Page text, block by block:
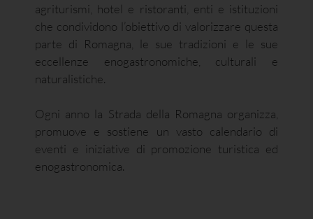
agriturismi, hotel e ristoranti, enti e istituzioni
che condividono l’obiettivo di valorizzare questa
parte di Romagna, le sue tradizioni e le sue
eccellenze enogastronomiche, culturali e
naturalistiche.
Ogni anno la Strada della Romagna organizza,
promuove e sostiene un vasto calendario di
eventi e iniziative di promozione turistica ed
enogastronomica.